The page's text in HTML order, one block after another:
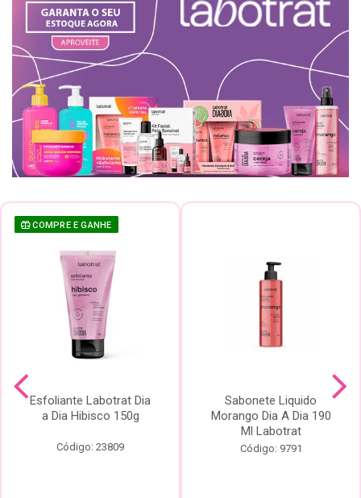
COMPRE E GANHE
Esfoliante Labotrat Dia
a Dia Hibisco 150g
Código: 23809
Sabonete Liquido
Morango Dia A Dia 190
Ml Labotrat
Código: 9791